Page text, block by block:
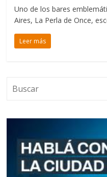
Uno de los bares
Aires, La Perla de Once,
Leer más